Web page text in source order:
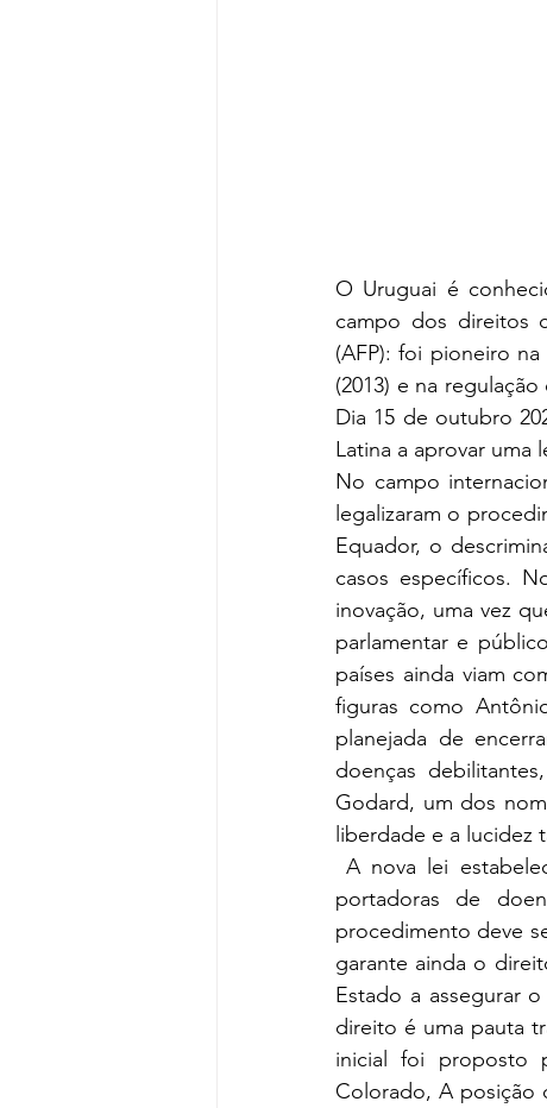
O Uruguai é
campo dos direitos
(AFP): foi pioneiro
(2013) e na
Dia 15 de outubro
Latina a aprovar uma
No campo
legalizaram o
Equador, o
casos específicos.
inovação, uma vez
parlamentar e
países ainda viam
figuras como
planejada de
doenças
Godard, um dos
liberdade e a lucidez
A nova lei
portadoras de
procedimento deve
garante ainda o
Estado a assegurar
direito é uma pauta
inicial foi proposto
Colorado, A posição